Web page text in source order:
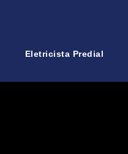
Eletricista Predial